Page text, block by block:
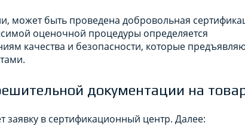
может быть проведена добровольная
оценочной процедуры определяется
качества и безопасности, которые
документации на
в сертификационный центр. Далее: